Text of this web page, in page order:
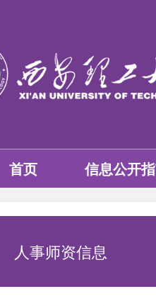
首页 信息公开
人事师资信息